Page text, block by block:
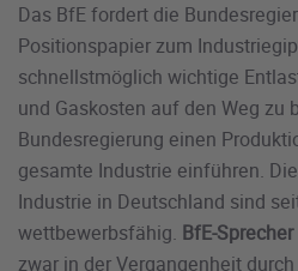
Das BfE fordert die
Positionspapier zum
schnellstmöglich wichtige
und Gaskosten auf den Weg zu
Bundesregierung einen
gesamte Industrie einführen.
Industrie in Deutschland sind
wettbewerbsfähig. BfE-
zwar in der Vergangenheit